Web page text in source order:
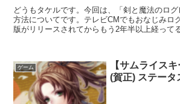
どうもタケルです。今回は、「剣と魔法のロ
方法についてです。テレビCMでもおなじみロ
版がリリースされてからもう2年半以上経って
ゲーム
【サムライス
(賀正) ステータ